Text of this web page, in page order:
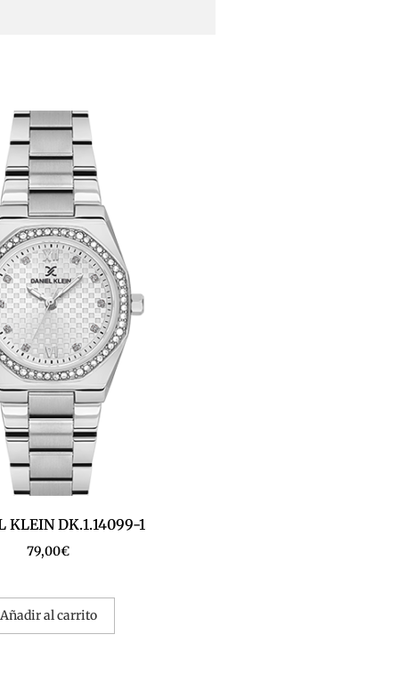
KLEIN DK.1.14099-1
79,00€
Añadir al carrito